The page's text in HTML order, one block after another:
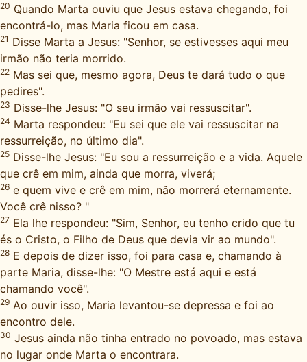
20 Quando Marta ouviu que Jesus estava chegando, foi
encontrá-lo, mas Maria ficou em casa.
21 Disse Marta a Jesus: "Senhor, se estivesses aqui meu
irmão não teria morrido.
22 Mas sei que, mesmo agora, Deus te dará tudo o que
pedires".
23 Disse-lhe Jesus: "O seu irmão vai ressuscitar".
24 Marta respondeu: "Eu sei que ele vai ressuscitar na
ressurreição, no último dia".
25 Disse-lhe Jesus: "Eu sou a ressurreição e a vida. Aquele
que crê em mim, ainda que morra, viverá;
26 e quem vive e crê em mim, não morrerá eternamente.
Você crê nisso? "
27 Ela lhe respondeu: "Sim, Senhor, eu tenho crido que tu
és o Cristo, o Filho de Deus que devia vir ao mundo".
28 E depois de dizer isso, foi para casa e, chamando à
parte Maria, disse-lhe: "O Mestre está aqui e está
chamando você".
29 Ao ouvir isso, Maria levantou-se depressa e foi ao
encontro dele.
30 Jesus ainda não tinha entrado no povoado, mas estava
no lugar onde Marta o encontrara.